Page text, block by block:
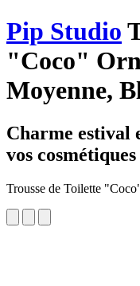
Pip Studio
"Coco"
Moyenne,
Charme estival
vos cosmétiques
Trousse de Toilette